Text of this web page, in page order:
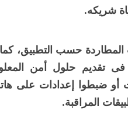
شريكه.
حسب التطبيق،
المراقبة.